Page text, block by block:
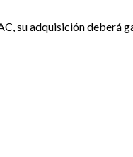
su adquisición deberá